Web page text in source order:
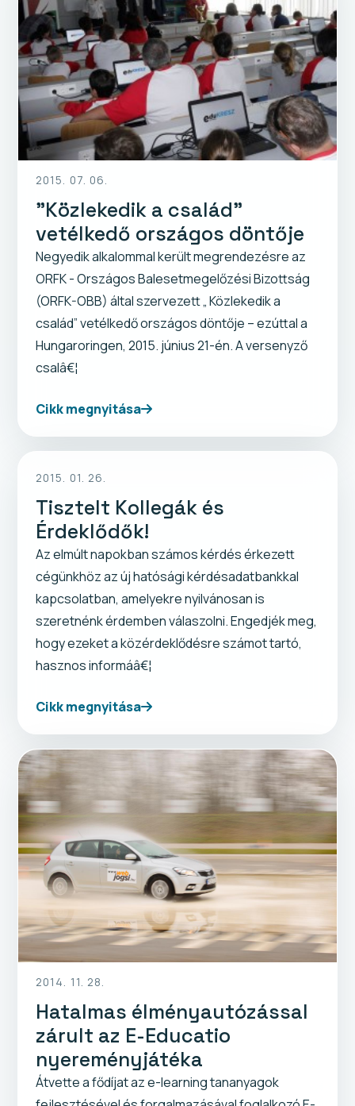
2015. 07. 06.
"Közlekedik a család”
vetélkedő országos döntője
Negyedik alkalommal került megrendezésre az
ORFK - Országos Balesetmegelőzési Bizottság
(ORFK-OBB) által szervezett „ Közlekedik a
család” vetélkedő országos döntője – ezúttal a
Hungaroringen, 2015. június 21-én. A versenyző
csalâ€¦
Cikk megnyitása
2015. 01. 26.
Tisztelt Kollegák és
Érdeklődők!
Az elmúlt napokban számos kérdés érkezett
cégünkhöz az új hatósági kérdésadatbankkal
kapcsolatban, amelyekre nyilvánosan is
szeretnénk érdemben válaszolni. Engedjék meg,
hogy ezeket a közérdeklődésre számot tartó,
hasznos informáâ€¦
Cikk megnyitása
2014. 11. 28.
Hatalmas élményautózással
zárult az E-Educatio
nyereményjátéka
Átvette a fődíjat az e-learning tananyagok